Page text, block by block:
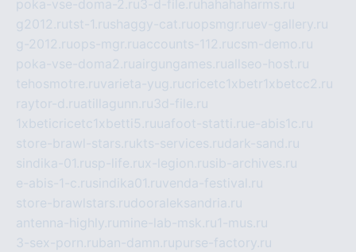
poka-vse-doma-2.ru3-d-file.ru hahahaharms.ru
g2012.rutst-1.rushaggy-cat.ruopsmgr.ruev-gallery.ru
g-2012.ruops-mgr.ruaccounts-112.rucsm-demo.ru
poka-vse-doma2.ruairgungames.ruallseo-host.ru
tehosmotre.ruvarieta-yug.rucricetc1xbetr1xbetcc2.ru
raytor-d.ruatillagunn.ru3d-file.ru
1xbeticricetc1xbetti5.ruuafoot-statti.rue-abis1c.ru
store-brawl-stars.rukts-services.rudark-sand.ru
sindika-01.rusp-life.rux-legion.rusib-archives.ru
e-abis-1-c.rusindika01.ruvenda-festival.ru
store-brawlstars.rudooraleksandria.ru
antenna-highly.ru mine-lab-msk.ru1-mus.ru
3-sex-porn.ruban-damn.rupurse-factory.ru